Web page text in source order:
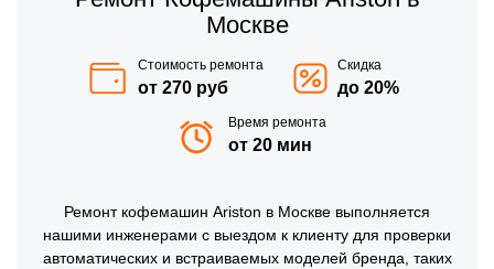
Москве
Стоимость ремонта
от 270 руб
Скидка
до 20%
Время ремонта
от 20 мин
Ремонт кофемашин Ariston в Москве выполняется
нашими инженерами с выездом к клиенту для проверки
автоматических и встраиваемых моделей бренда, таких